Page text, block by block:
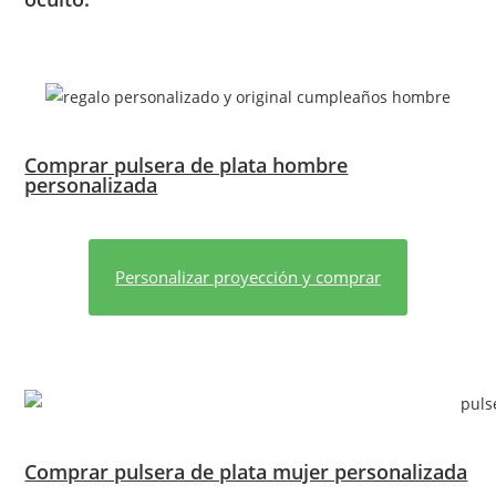
Comprar pulsera de plata hombre
personalizada
Personalizar proyección y comprar
Comprar pulsera de plata mujer personalizada